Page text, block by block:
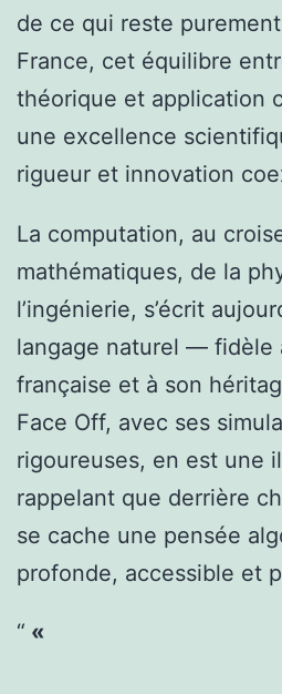
de ce qui reste
France, cet équilibre
théorique et application
une excellence
rigueur et innovation
La computation, au
mathématiques, de la
l’ingénierie, s’écrit
langage naturel — fidèle
française et à son
Face Off, avec ses
rigoureuses, en est une
rappelant que derrière
se cache une pensée
profonde, accessible et
«